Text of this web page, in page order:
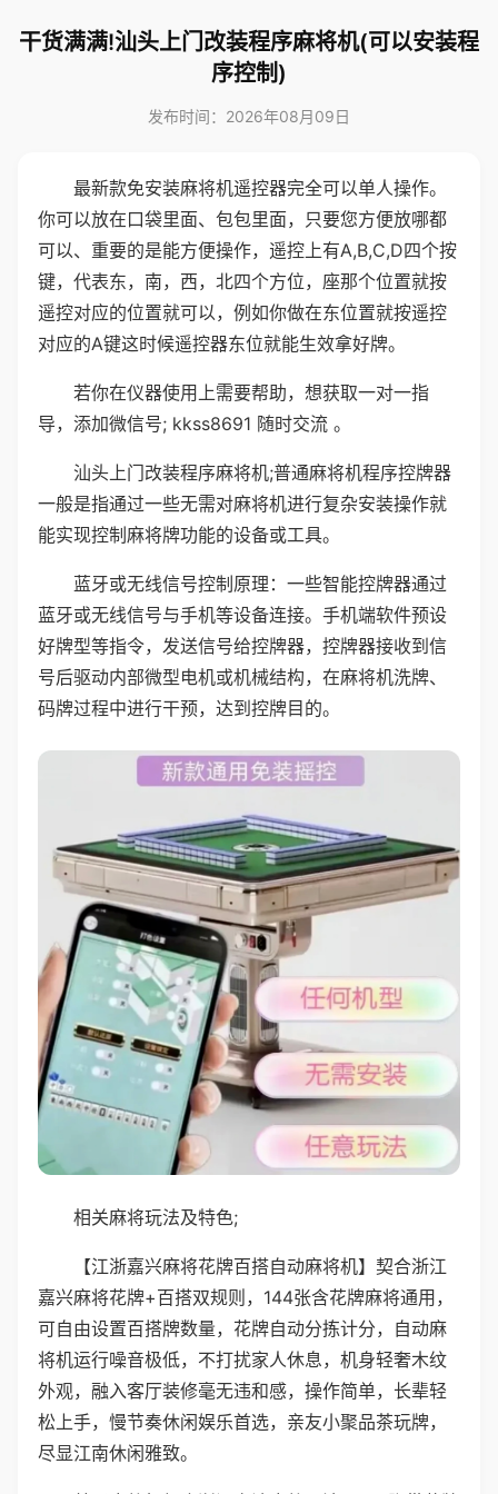
干货满满!汕头上门改装程序麻将机(可以安装程
序控制)
发布时间：2026年08月09日
最新款免安装麻将机遥控器完全可以单人操作。
你可以放在口袋里面、包包里面，只要您方便放哪都
可以、重要的是能方便操作，遥控上有A,B,C,D四个按
键，代表东，南，西，北四个方位，座那个位置就按
遥控对应的位置就可以，例如你做在东位置就按遥控
对应的A键这时候遥控器东位就能生效拿好牌。
若你在仪器使用上需要帮助，想获取一对一指
导，添加微信号; kkss8691 随时交流 。
汕头上门改装程序麻将机;普通麻将机程序控牌器
一般是指通过一些无需对麻将机进行复杂安装操作就
能实现控制麻将牌功能的设备或工具。
蓝牙或无线信号控制原理：一些智能控牌器通过
蓝牙或无线信号与手机等设备连接。手机端软件预设
好牌型等指令，发送信号给控牌器，控牌器接收到信
号后驱动内部微型电机或机械结构，在麻将机洗牌、
码牌过程中进行干预，达到控牌目的。
相关麻将玩法及特色;
【江浙嘉兴麻将花牌百搭自动麻将机】契合浙江
嘉兴麻将花牌+百搭双规则，144张含花牌麻将通用，
可自由设置百搭牌数量，花牌自动分拣计分，自动麻
将机运行噪音极低，不打扰家人休息，机身轻奢木纹
外观，融入客厅装修毫无违和感，操作简单，长辈轻
松上手，慢节奏休闲娱乐首选，亲友小聚品茶玩牌，
尽显江南休闲雅致。